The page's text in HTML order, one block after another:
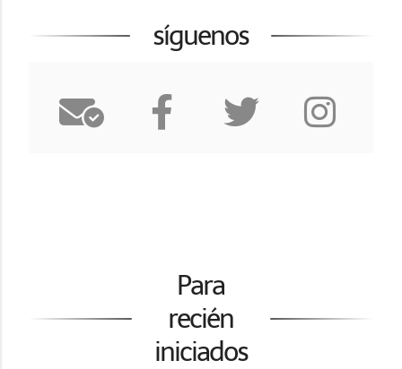
síguenos
Para
recién
iniciados